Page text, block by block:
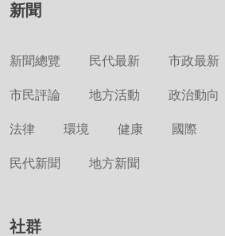
新聞
新聞總覽 民代最新 市政最新
市民評論 地方活動 政治動向
法律 環境 健康 國際
民代新聞 地方新聞
社群